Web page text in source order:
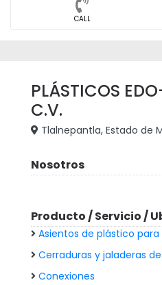
CALL
PLÁSTICOS
C.V.
Tlalnepantla, Estado de
Nosotros
Producto / Servicio /
Asientos de plástico para
Cerraduras y jaladeras
Conexiones